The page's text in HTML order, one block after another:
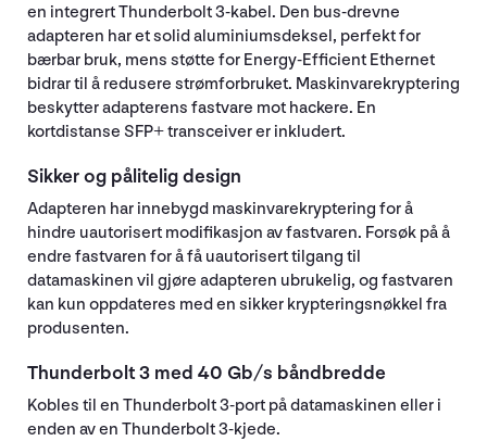
en integrert Thunderbolt 3-kabel. Den bus-drevne
adapteren har et solid aluminiumsdeksel, perfekt for
bærbar bruk, mens støtte for Energy-Efficient Ethernet
bidrar til å redusere strømforbruket. Maskinvarekryptering
beskytter adapterens fastvare mot hackere. En
kortdistanse SFP+ transceiver er inkludert.
Sikker og pålitelig design
Adapteren har innebygd maskinvarekryptering for å
hindre uautorisert modifikasjon av fastvaren. Forsøk på å
endre fastvaren for å få uautorisert tilgang til
datamaskinen vil gjøre adapteren ubrukelig, og fastvaren
kan kun oppdateres med en sikker krypteringsnøkkel fra
produsenten.
Thunderbolt 3 med 40 Gb/s båndbredde
Kobles til en Thunderbolt 3-port på datamaskinen eller i
enden av en Thunderbolt 3-kjede.